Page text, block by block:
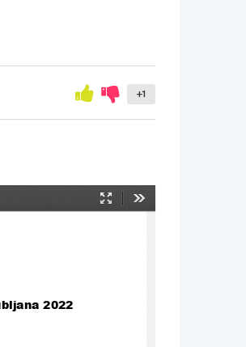
+1
Način
2022